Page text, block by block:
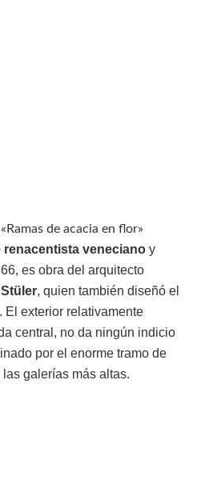
de acacia en flor»
renacentista veneciano y
es obra del arquitecto
, quien también diseñó el
El exterior relativamente
central, no da ningún indicio
por el enorme tramo de
galerías más altas.